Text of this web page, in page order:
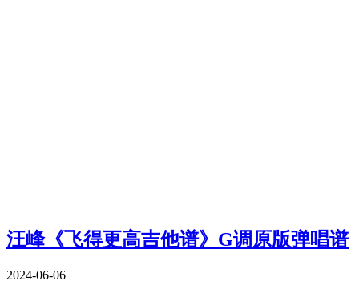
汪峰《飞得更高吉他谱》G调原版弹唱谱
2024-06-06